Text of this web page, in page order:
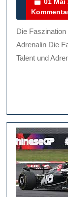
01 Mai
Die Faszination der Formel 3: Geschwindigkeit, Talent und
Adrenalin Die
Talent und